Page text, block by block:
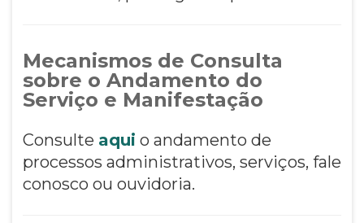
Mecanismos de Consulta
sobre o Andamento do
Serviço e Manifestação
Consulte aqui o andamento de
processos administrativos, serviços, fale
conosco ou ouvidoria.